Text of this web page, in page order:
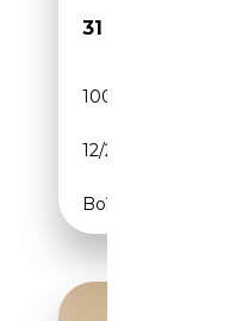
31 000€
100 000 km
12/2021
Boîte automatique